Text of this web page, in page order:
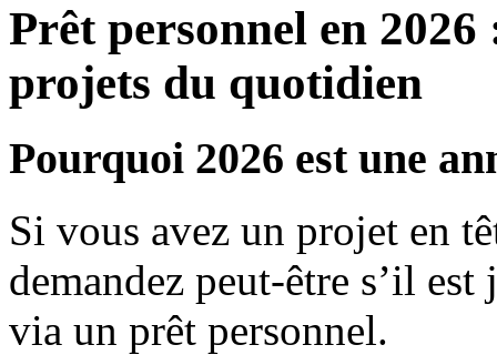
Prêt personnel en
projets du quotidien
Pourquoi 2026 est une
Si vous avez un projet en
demandez peut-être s’il
via un prêt personnel.